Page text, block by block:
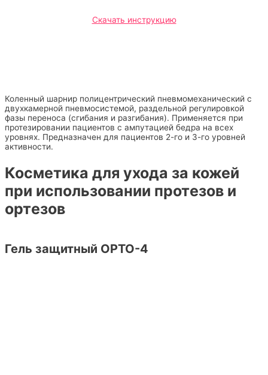
Скачать инструкцию
Коленный шарнир полицентрический пневмомеханический с
двухкамерной пневмосистемой, раздельной регулировкой
фазы переноса (сгибания и разгибания). Применяется при
протезировании пациентов с ампутацией бедра на всех
уровнях. Предназначен для пациентов 2-го и 3-го уровней
активности.
Косметика для ухода за кожей
при использовании протезов и
ортезов
Гель защитный ОРТО-4